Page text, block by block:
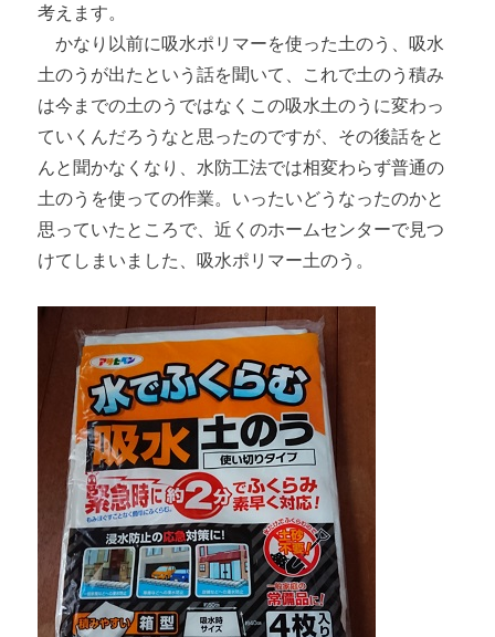
考えます。
かなり以前に吸水ポリマーを使った土のう、吸水
土のうが出たという話を聞いて、これで土のう積み
は今までの土のうではなくこの吸水土のうに変わっ
ていくんだろうなと思ったのですが、その後話をと
んと聞かなくなり、水防工法では相変わらず普通の
土のうを使っての作業。いったいどうなったのかと
思っていたところで、近くのホームセンターで見つ
けてしまいました、吸水ポリマー土のう。